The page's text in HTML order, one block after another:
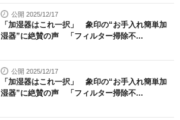
公開 2025/12/17
「加湿器はこれ一択」 象印の“お手入れ簡単加
湿器”に絶賛の声 「フィルター掃除不...
公開 2025/12/17
「加湿器はこれ一択」 象印の“お手入れ簡単加
湿器”に絶賛の声 「フィルター掃除不...